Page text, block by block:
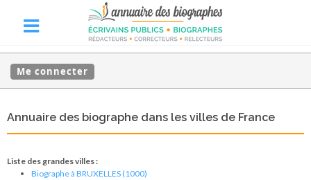
Me connecter
Annuaire des biographe dans les villes de France
Liste des grandes villes :
Biographe à BRUXELLES (1000)